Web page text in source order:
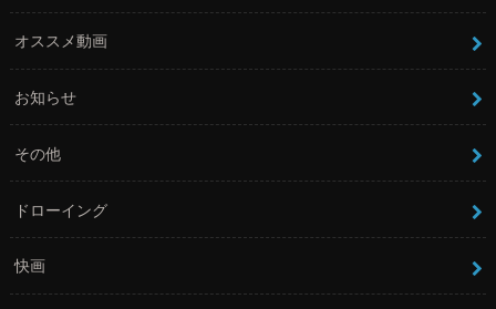
オススメ動画
お知らせ
その他
ドローイング
快画